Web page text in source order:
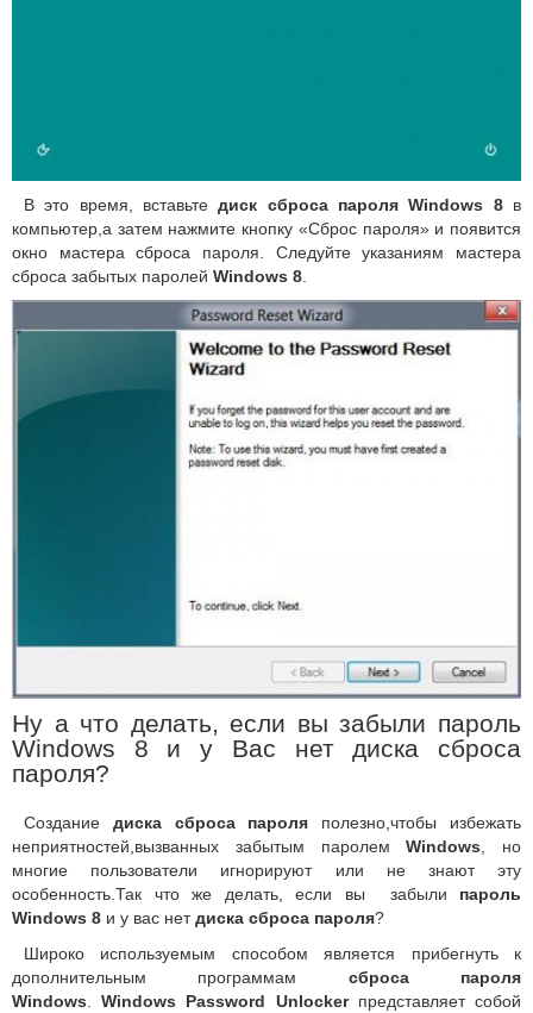
В это время, вставьтедиск сброса пароля Windows 8в
компьютер,а затем нажмите кнопку «Сброс пароля» и появится
окно мастера сброса пароля. Следуйте указаниям мастера
сброса забытых паролей Windows 8
Ну а что делать, если вы забыли пароль
Windows 8 и у Вас нет диска сброса
пароля?
Создание диска сброса пароля полезно,чтобы избежать
неприятностей,вызванных забытым паролемWindows , но
многие пользователи игнорируют или не знают эту
особенность.Так что же делать, если вы забыли пароль
Windows 8 и у вас нетдиска сброса пароля?
Широко используемым способом является прибегнуть к
дополнительным программам сброса пароля
Windows .Windows Password Unlockerпредставляет собой